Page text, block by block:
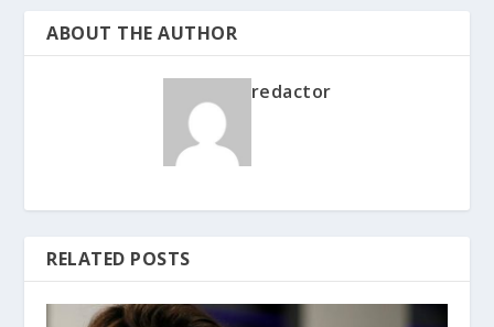
ABOUT THE AUTHOR
redactor
RELATED POSTS